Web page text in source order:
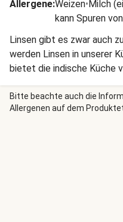
Allergene:Weizen•Milch
kann Spuren
Linsen gibt es zwar auch
werden Linsen in unserer
bietet die indische Küche
damit diese heimische,
wieder öfters auf
schmecken!
Bitte beachte auch die
Allergenen auf dem